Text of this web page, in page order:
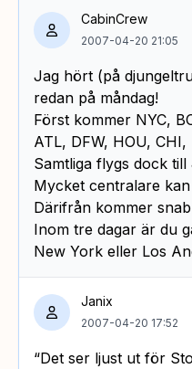
CabinCrew
2007-04-20 21:05
Jag hört (på
redan på måndag!
Först kommer NYC,
ATL, DFW, HOU,
Samtliga flygs dock
Mycket centralare
Därifrån kommer
Inom tre dagar är du
New York eller Los
Janix
2007-04-20 17:52
“Det ser ljust ut för